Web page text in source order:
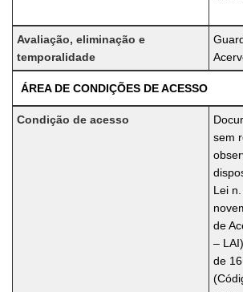
Avaliação, eliminação e
temporalidade
ÁREA DE CONDIÇÕES DE ACESSO
Condição de acesso
sem
Lei
de
–
de